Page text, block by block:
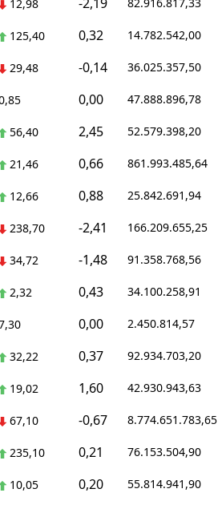
Mersin
İstanbul
İzmir
Kars
Kastamonu
Kayseri
12,98
125,40 0,32 14.782.542,00
29,48 -0,14 36.025.357,50
0,00 47.888.896,78
56,40 2,45 52.579.398,20
21,46 0,66 861.993.485,64
12,66 0,88 25.842.691,94
238,70 -2,41 166.209.655,25
34,72 -1,48 91.358.768,56
2,32 0,43 34.100.258,91
0,00 2.450.814,57
32,22 0,37 92.934.703,20
19,02 1,60 42.930.943,63
67,10 -0,67 8.774.651.783,65
235,10 0,21 76.153.504,90
10,05 0,20 55.814.941,90